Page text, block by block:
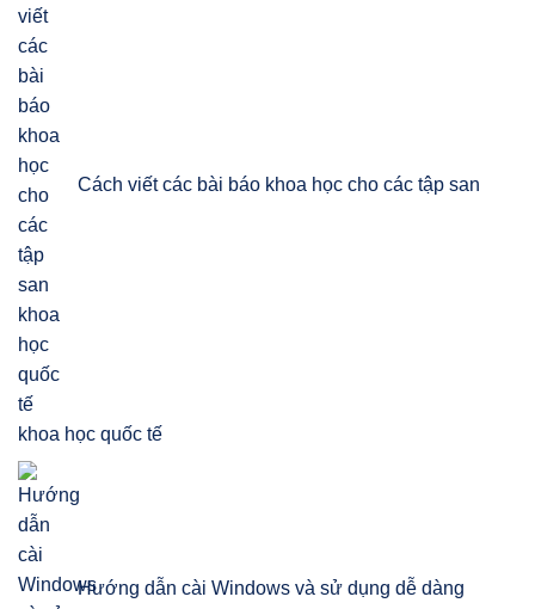
Cách viết các bài báo khoa học cho các tập san
khoa học quốc tế
Hướng dẫn cài Windows và sử dụng dễ dàng